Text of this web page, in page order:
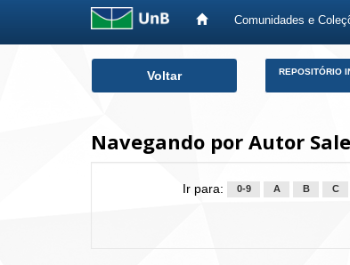
Comunidades e
Voltar REPOSITÓRIO
Navegando por Autor
Ir para: 0-9 A B C